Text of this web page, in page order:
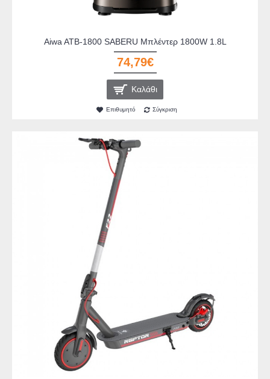
Aiwa ATB-1800 SABERU Μπλέντερ 1800W 1.8L
74,79€
Καλάθι
Επιθυμητό Σύγκριση